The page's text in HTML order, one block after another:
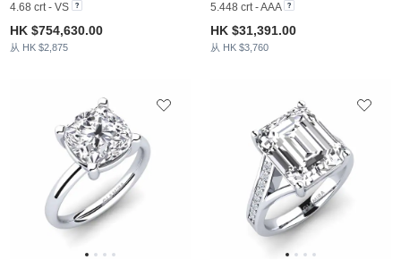
4.68 crt - VS
HK $754,630.00
从 HK $2,875
5.448 crt - AAA
HK $31,391.00
从 HK $3,760